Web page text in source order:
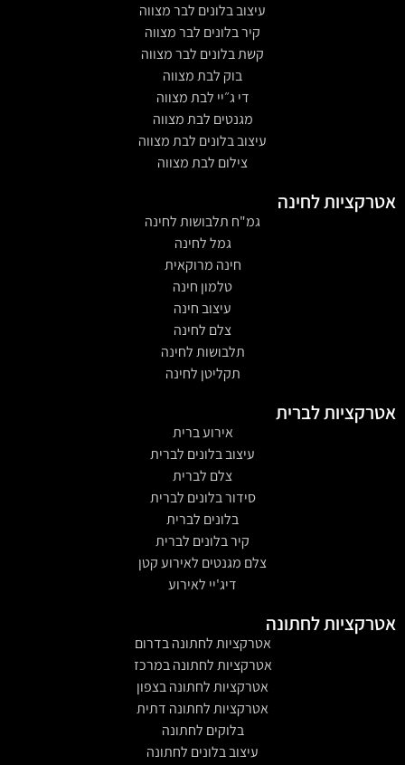
עיצוב בלונים לבר מצווה
קיר בלונים לבר מצווה
קשת בלונים לבר מצווה
בוק לבת מצווה
די ג״יי לבת מצווה
מגנטים לבת מצווה
עיצוב בלונים לבת מצווה
צילום לבת מצווה
אטרקציות לחינה
גמ"ח תלבושות לחינה
גמל לחינה
חינה מרוקאית
טלמון חינה
עיצוב חינה
צלם לחינה
תלבושות לחינה
תקליטן לחינה
אטרקציות לברית
אירוע ברית
עיצוב בלונים לברית
צלם לברית
סידור בלונים לברית
בלונים לברית
קיר בלונים לברית
צלם מגנטים לאירוע קטן
דיג'יי לאירוע
אטרקציות לחתונה
אטרקציות לחתונה בדרום
אטרקציות לחתונה במרכז
אטרקציות לחתונה בצפון
אטרקציות לחתונה דתית
בלוקים לחתונה
עיצוב בלונים לחתונה